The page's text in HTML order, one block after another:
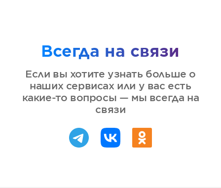
Всегда на связи
Если вы хотите узнать больше о
наших сервисах или у вас есть
какие-то вопросы — мы всегда на
связи